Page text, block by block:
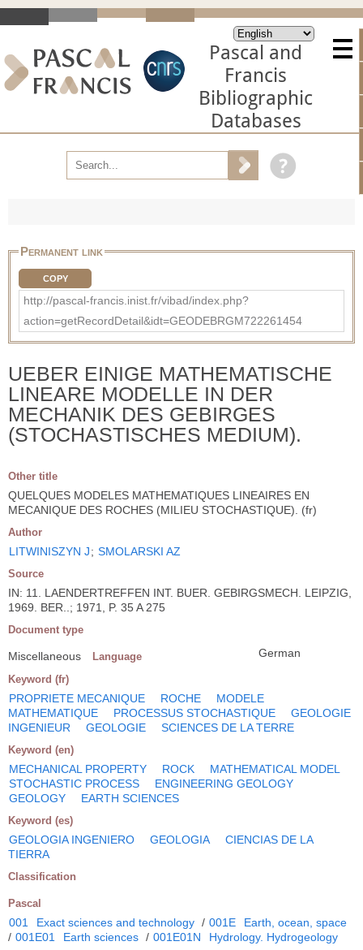
Pascal and
Francis
Bibliographic
Databases
Permanent link
COPY
http://pascal-francis.inist.fr/vibad/index.php?
action=getRecordDetail&idt=GEODEBRGM722261454
UEBER EINIGE MATHEMATISCHE
LINEARE MODELLE IN DER
MECHANIK DES GEBIRGES
(STOCHASTISCHES MEDIUM).
Other title
QUELQUES MODELES MATHEMATIQUES LINEAIRES EN
MECANIQUE DES ROCHES (MILIEU STOCHASTIQUE). (fr)
Author
LITWINISZYN J; SMOLARSKI AZ
Source
IN: 11. LAENDERTREFFEN INT. BUER. GEBIRGSMECH. LEIPZIG,
1969. BER..; 1971, P. 35 A 275
Document type
Miscellaneous Language German
Keyword (fr)
PROPRIETE MECANIQUE ROCHE
MODELE
MATHEMATIQUE
PROCESSUS STOCHASTIQUE
GEOLOGIE
INGENIEUR
GEOLOGIE SCIENCES DE LA TERRE
Keyword (en)
MECHANICAL PROPERTY ROCK
MATHEMATICAL MODEL
STOCHASTIC PROCESS
ENGINEERING GEOLOGY
GEOLOGY
EARTH SCIENCES
Keyword (es)
GEOLOGIA INGENIERO GEOLOGIA
CIENCIAS DE LA
TIERRA
Classification
Pascal
001 Exact sciences and technology / 001E
Earth, ocean, space
/ 001E01 Earth sciences / 001E01N Hydrology. Hydrogeology